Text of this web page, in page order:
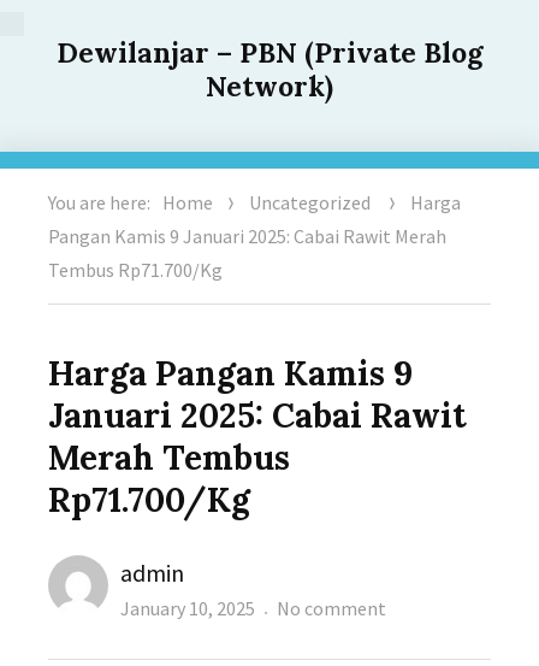
Dewilanjar – PBN (Private Blog
Network)
You are here: Home Uncategorized
Harga
Pangan Kamis 9 Januari 2025: Cabai Rawit Merah
Tembus Rp71.700/Kg
Harga Pangan Kamis 9
Januari 2025: Cabai Rawit
Merah Tembus
Rp71.700/Kg
Author
admin
Posted
January 10, 2025 No comment